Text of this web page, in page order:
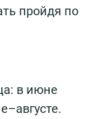
пройдя по
в июне